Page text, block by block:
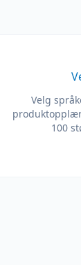
Velg
100